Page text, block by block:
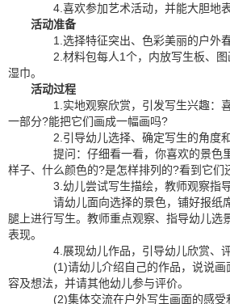
4.喜欢参加艺术活动，并能大胆地表
活动准备
1.选择特征突出、色彩美丽的户外春
2.材料包每人1个，内放写生板、图
湿巾。
活动过程
1.实地观察欣赏，引发写生兴趣：
一部分?能把它们画成一幅画吗?
2.引导幼儿选择、确定写生的角度和
提问：仔细看一看，你喜欢的景色
样子、什么颜色的?是怎样排列的?看到它们
3.幼儿尝试写生描绘，教师观察指导
请幼儿面向选择的景色，铺好报纸
腿上进行写生。教师重点观察、指导幼儿选
表现。
4.展现幼儿作品，引导幼儿欣赏、评
(1)请幼儿介绍自己的作品，说说画
容及想法，并请其他幼儿参与评价。
(2)集体交流在户外写生画面的感受